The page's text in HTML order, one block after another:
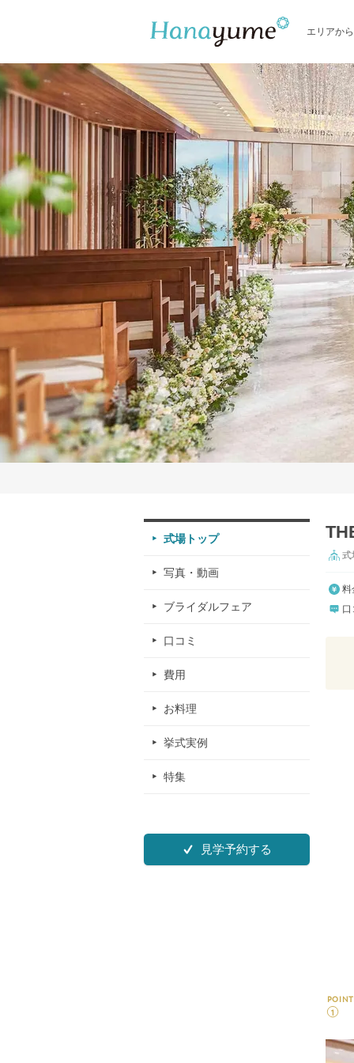
エリアか
式場トップ
写真・動画
ブライダルフェア
口コミ
費用
お料理
挙式実例
特集
見学予約する
式
料
口
POINT
1